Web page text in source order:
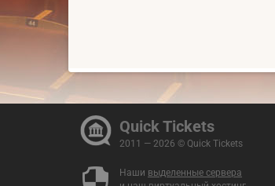
Quick Tickets
2011 — 2026 © Quick Tickets
Наши выделенные сервера